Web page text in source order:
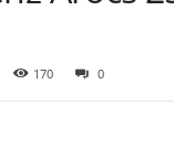
170 0